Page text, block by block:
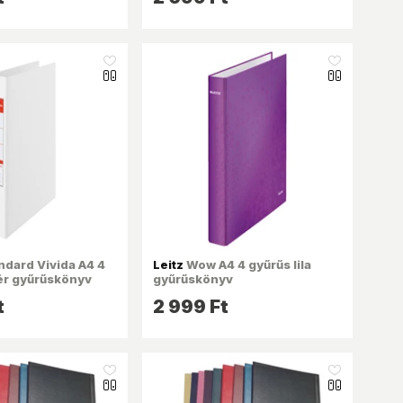
like_16
Vivida A4 4
gyűrűskönyv
like_16
Leitz Wow A4 4 gyűrűs lila
gyűrűskönyv
2 999 Ft
like_16 like_16